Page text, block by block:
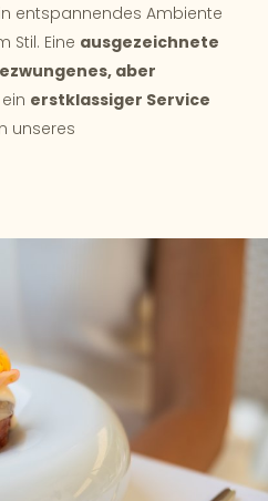
entspannendes Ambiente
Stil. Eine ausgezeichnete
aber
erstklassiger Service
unseres